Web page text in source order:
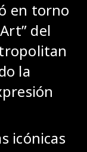
en torno
del
la
icónicas